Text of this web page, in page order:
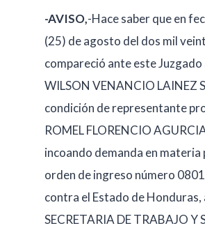
-AVISO,-Hace saber que en
(25) de agosto del dos mil
compareció ante este
WILSON VENANCIO LAINEZ
condición de representante
ROMEL FLORENCIO
incoando demanda en materia
orden de ingreso número
contra el Estado de Honduras,
SECRETARIA DE TRABAJO Y